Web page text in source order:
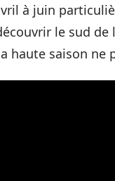
à juin
le sud de
haute saison ne